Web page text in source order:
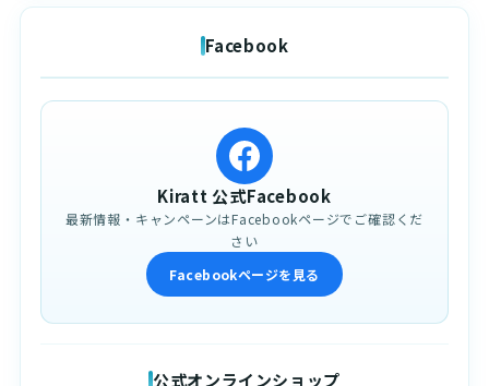
Facebook
Kiratt 公式Facebook
最新情報・キャンペーンはFacebookページでご確認くだ
さい
Facebookページを見る
公式オンラインショップ